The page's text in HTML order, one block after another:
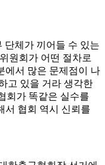
단체가 끼어들 수 있는
원회가 어떤 절차로
에서 많은 문제점이 나
고 있을 거라 생각한
회가 똑같은 실수를
서 협회 역시 신뢰를